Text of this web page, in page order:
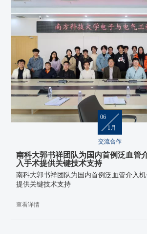
06
1月
交流合作
南科大郭书祥团队为国内首例泛血管
入手术提供关键技术支持
南科大郭书祥团队为国内首例泛血管介入
提供关键技术支持
查看详情